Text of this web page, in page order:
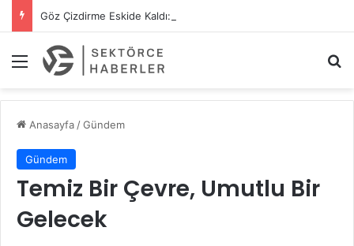
Menü
Anasayfa/Gündem
Gündem
Temiz Bir Çevre, Umutlu Bir
Gelecek